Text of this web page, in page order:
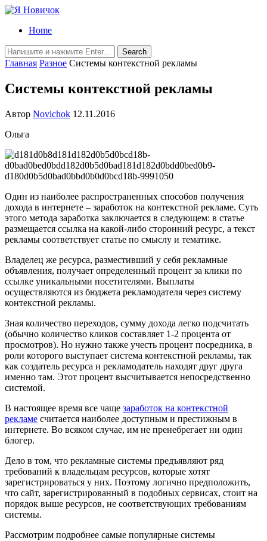
Home
Главная Разное Системы контекстной рекламы
Системы контекстной рекламы
Автор Novichok 12.11.2016
Ольга
Один из наиболее распространенных способов получения
дохода в интернете – заработок на контекстной рекламе. Суть
этого метода заработка заключается в следующем: в статье
размещается ссылка на какой-либо сторонний ресурс, а текст
рекламы соответствует статье по смыслу и тематике.
Владелец же ресурса, разместивший у себя рекламные
объявления, получает определенный процент за клики по
ссылке уникальными посетителями. Выплаты
осуществляются из бюджета рекламодателя через систему
контекстной рекламы.
Зная количество переходов, сумму дохода легко подсчитать
(обычно количество кликов составляет 1-2 процента от
просмотров). Но нужно также учесть процент посредника, в
роли которого выступает система контекстной рекламы, так
как создатель ресурса и рекламодатель находят друг друга
именно там. Этот процент высчитывается непосредственно
системой.
В настоящее время все чаще заработок на контекстной
рекламе считается наиболее доступным и престижным в
интернете. Во всяком случае, им не пренебрегает ни один
блогер.
Дело в том, что рекламные системы предъявляют ряд
требований к владельцам ресурсов, которые хотят
зарегистрироваться у них. Поэтому логично предположить,
что сайт, зарегистрированный в подобных сервисах, стоит на
порядок выше ресурсов, не соответствующих требованиям
системы.
Рассмотрим подробнее самые популярные системы